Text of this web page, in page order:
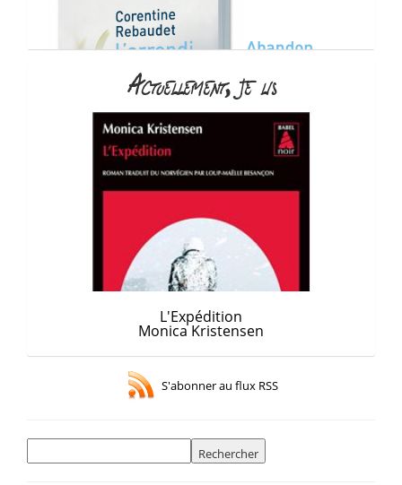
Actuellement, je lis
L'Expédition
Monica Kristensen
S'abonner au flux RSS
Rechercher :